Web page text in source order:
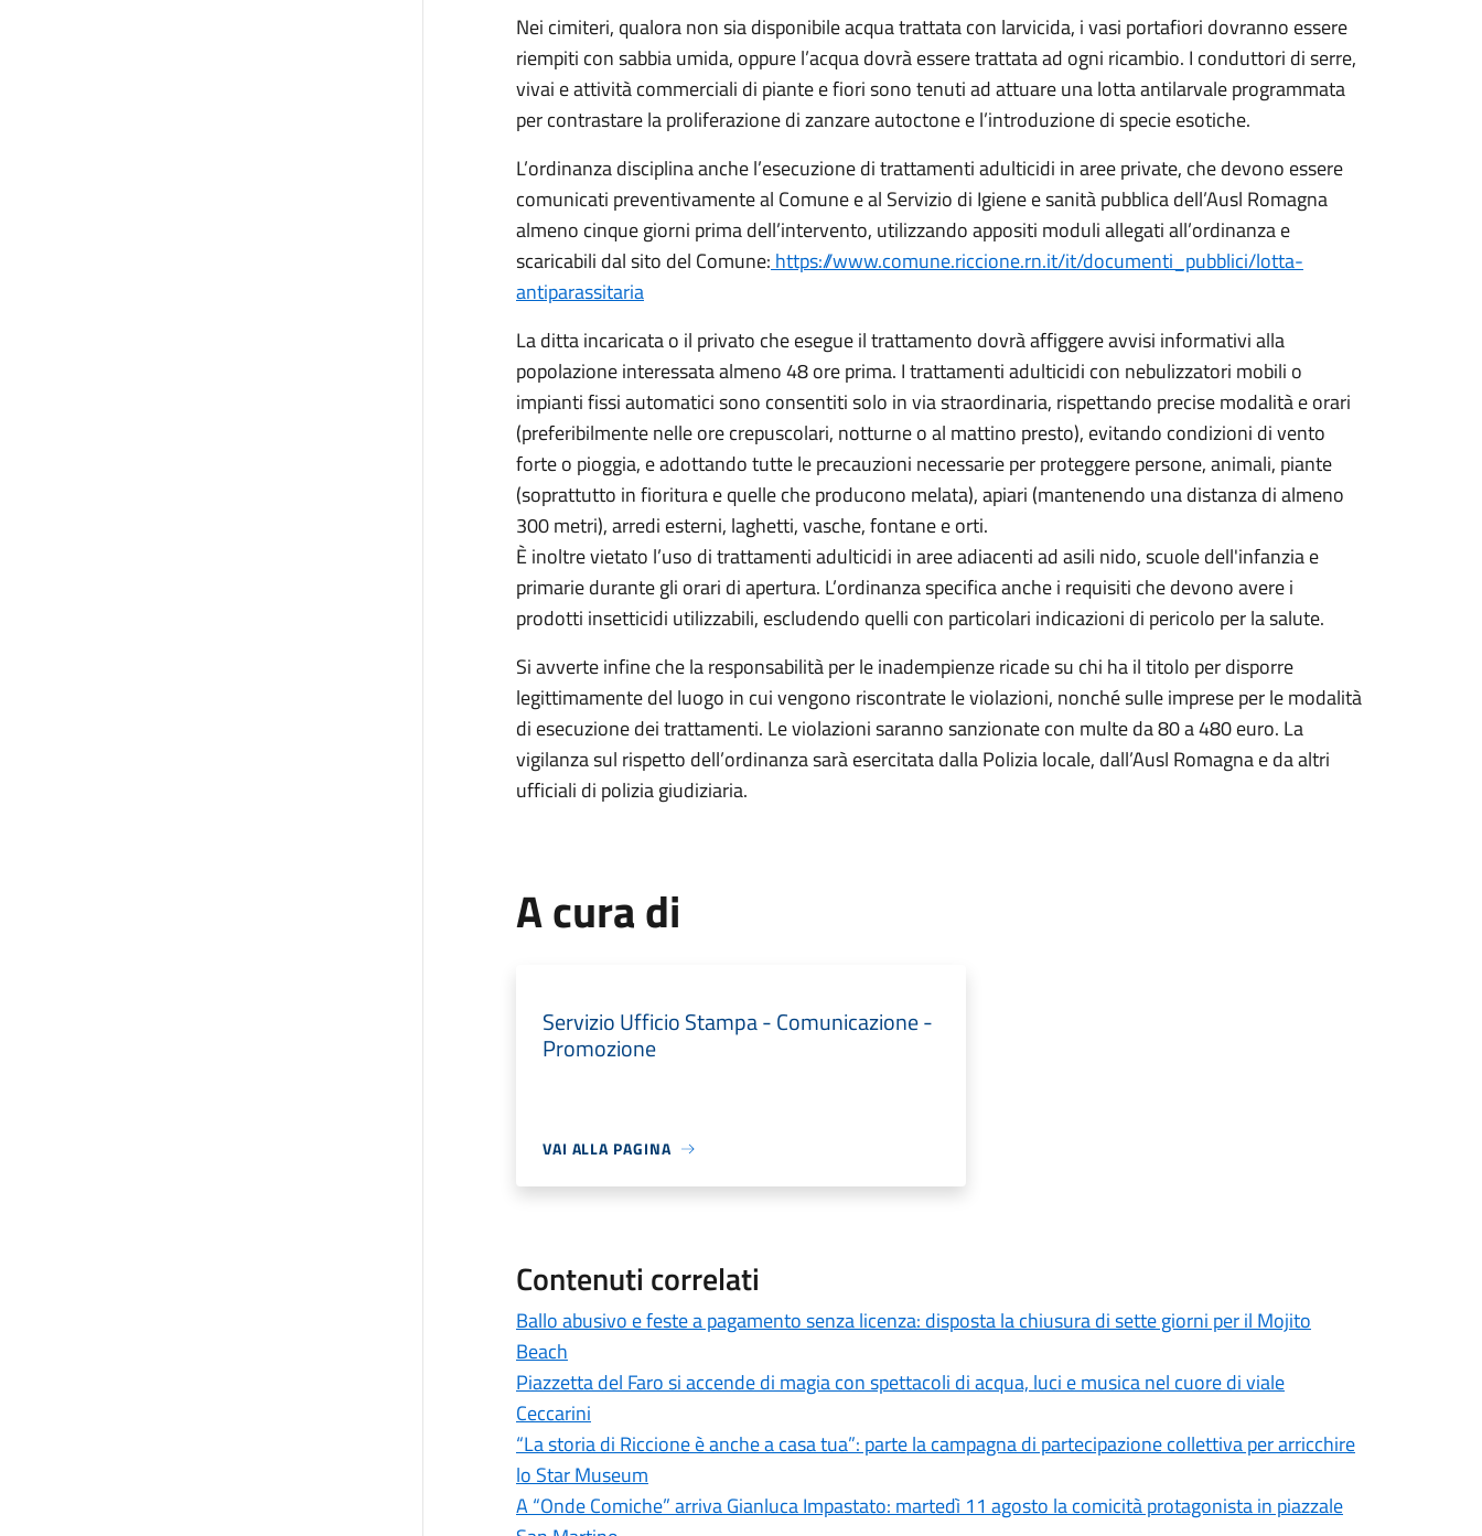
Nei cimiteri, qualora non sia disponibile acqua trattata con larvicida, i vasi portafiori dovranno essere
riempiti con sabbia umida, oppure l’acqua dovrà essere trattata ad ogni ricambio. I conduttori di serre,
vivai e attività commerciali di piante e fiori sono tenuti ad attuare una lotta antilarvale programmata
per contrastare la proliferazione di zanzare autoctone e l’introduzione di specie esotiche.
L’ordinanza disciplina anche l’esecuzione di trattamenti adulticidi in aree private, che devono essere
comunicati preventivamente al Comune e al Servizio di Igiene e sanità pubblica dell’Ausl Romagna
almeno cinque giorni prima dell’intervento, utilizzando appositi moduli allegati all’ordinanza e
scaricabili dal sito del Comune: https://www.comune.riccione.rn.it/it/documenti_pubblici/lotta-
antiparassitaria
La ditta incaricata o il privato che esegue il trattamento dovrà affiggere avvisi informativi alla
popolazione interessata almeno 48 ore prima. I trattamenti adulticidi con nebulizzatori mobili o
impianti fissi automatici sono consentiti solo in via straordinaria, rispettando precise modalità e orari
(preferibilmente nelle ore crepuscolari, notturne o al mattino presto), evitando condizioni di vento
forte o pioggia, e adottando tutte le precauzioni necessarie per proteggere persone, animali, piante
(soprattutto in fioritura e quelle che producono melata), apiari (mantenendo una distanza di almeno
300 metri), arredi esterni, laghetti, vasche, fontane e orti.
È inoltre vietato l’uso di trattamenti adulticidi in aree adiacenti ad asili nido, scuole dell'infanzia e
primarie durante gli orari di apertura. L’ordinanza specifica anche i requisiti che devono avere i
prodotti insetticidi utilizzabili, escludendo quelli con particolari indicazioni di pericolo per la salute.
Si avverte infine che la responsabilità per le inadempienze ricade su chi ha il titolo per disporre
legittimamente del luogo in cui vengono riscontrate le violazioni, nonché sulle imprese per le modalità
di esecuzione dei trattamenti. Le violazioni saranno sanzionate con multe da 80 a 480 euro. La
vigilanza sul rispetto dell’ordinanza sarà esercitata dalla Polizia locale, dall’Ausl Romagna e da altri
ufficiali di polizia giudiziaria.
A cura di
Servizio Ufficio Stampa - Comunicazione -
Promozione
VAI ALLA PAGINA
Contenuti correlati
Ballo abusivo e feste a pagamento senza licenza: disposta la chiusura di sette giorni per il Mojito
Beach
Piazzetta del Faro si accende di magia con spettacoli di acqua, luci e musica nel cuore di viale
Ceccarini
“La storia di Riccione è anche a casa tua”: parte la campagna di partecipazione collettiva per arricchire
lo Star Museum
A “Onde Comiche” arriva Gianluca Impastato: martedì 11 agosto la comicità protagonista in piazzale